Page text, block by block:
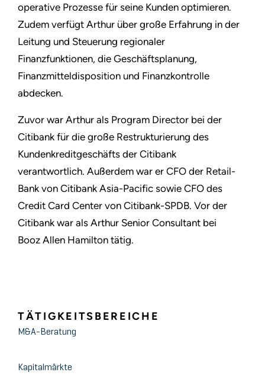
operative Prozesse für seine Kunden optimieren.
Zudem verfügt Arthur über große Erfahrung in der
Leitung und Steuerung regionaler
Finanzfunktionen, die Geschäftsplanung,
Finanzmitteldisposition und Finanzkontrolle
abdecken.
Zuvor war Arthur als Program Director bei der
Citibank für die große Restrukturierung des
Kundenkreditgeschäfts der Citibank
verantwortlich. Außerdem war er CFO der Retail-
Bank von Citibank Asia-Pacific sowie CFO des
Credit Card Center von Citibank-SPDB. Vor der
Citibank war als Arthur Senior Consultant bei
Booz Allen Hamilton tätig.
TÄTIGKEITSBEREICHE
M&A-Beratung
Kapitalmärkte